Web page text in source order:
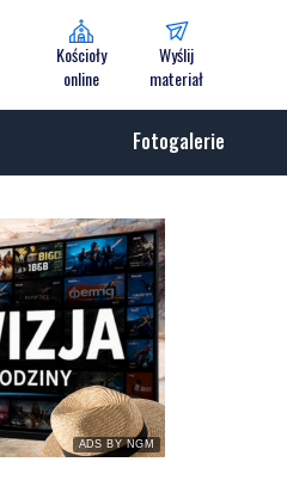
Kościoły
online
Wyślij
materiał
Fotogalerie
ADS BY NGM